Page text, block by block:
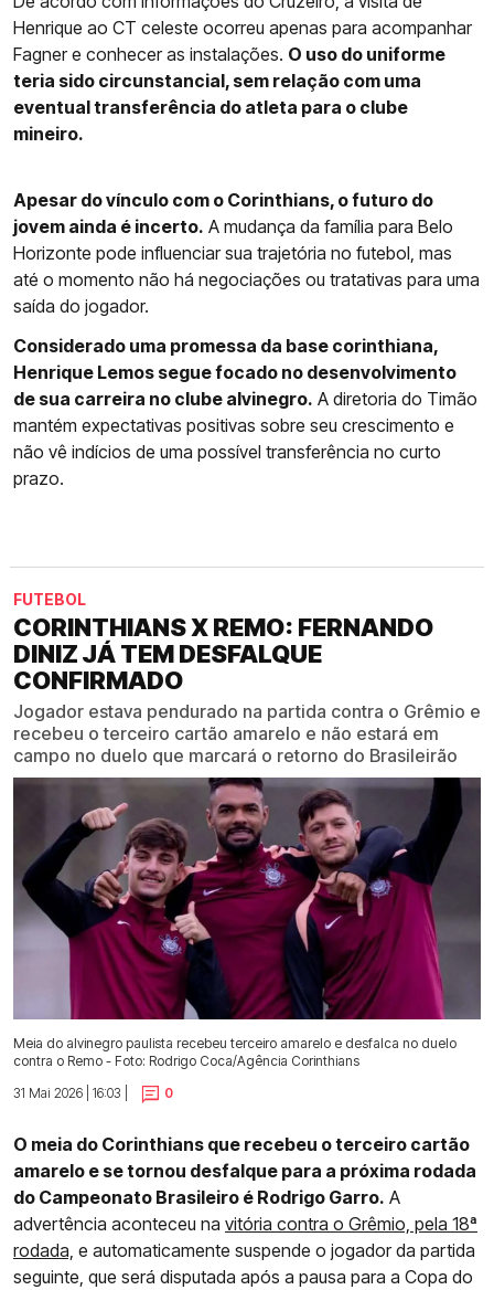
Henrique ao CT celeste ocorreu apenas para acompanhar
Fagner e conhecer as instalações. O uso do uniforme
teria sido circunstancial, sem relação com uma
eventual transferência do atleta para o clube
mineiro.
Apesar do vínculo com o Corinthians, o futuro do
jovem ainda é incerto. A mudança da família para Belo
Horizonte pode influenciar sua trajetória no futebol, mas
até o momento não há negociações ou tratativas para uma
saída do jogador.
Considerado uma promessa da base corinthiana,
Henrique Lemos segue focado no desenvolvimento
de sua carreira no clube alvinegro. A diretoria do Timão
mantém expectativas positivas sobre seu crescimento e
não vê indícios de uma possível transferência no curto
prazo.
FUTEBOL
CORINTHIANS X REMO: FERNANDO
DINIZ JÁ TEM DESFALQUE
CONFIRMADO
Jogador estava pendurado na partida contra o Grêmio e
recebeu o terceiro cartão amarelo e não estará em
campo no duelo que marcará o retorno do Brasileirão
Meia do alvinegro paulista recebeu terceiro amarelo e desfalca no duelo
contra o Remo - Foto: Rodrigo Coca/Agência Corinthians
31 Mai 2026 | 16:03 |
0
O meia do Corinthians que recebeu o terceiro cartão
amarelo e se tornou desfalque para a próxima rodada
do Campeonato Brasileiro é Rodrigo Garro. A
advertência aconteceu na vitória contra o Grêmio, pela 18ª
rodada, e automaticamente suspende o jogador da partida
seguinte, que será disputada após a pausa para a Copa do